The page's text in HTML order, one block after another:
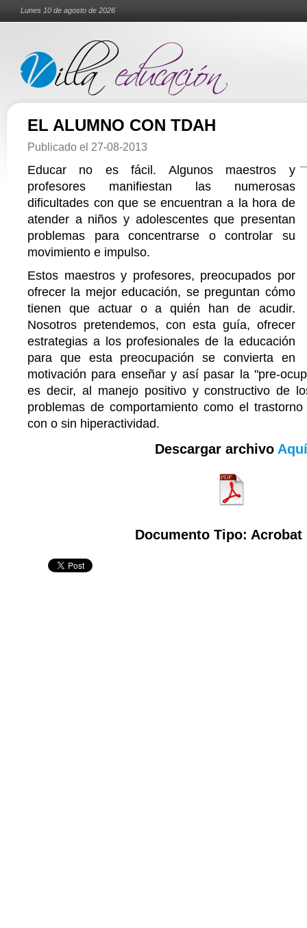
Lunes 10 de agosto de 2026
EL ALUMNO CON TDAH
Publicado el 27-08-2013
Educar no es fácil. Algunos maestros y
profesores manifiestan las numerosas
dificultades con que se encuentran a la hora de
atender a niños y adolescentes que presentan
problemas para concentrarse o controlar su
movimiento e impulso.
Estos maestros y profesores, preocupados por
ofrecer la mejor educación, se preguntan cómo
tienen que actuar o a quién han de acudir.
Nosotros pretendemos, con esta guía, ofrecer
estrategias a los profesionales de la educación
para que esta preocupación se convierta en
motivación para enseñar y así pasar la "pre-
es decir, al manejo positivo y constructivo de
problemas de comportamiento como el
con o sin hiperactividad.
Descargar archivo Aquí
Documento Tipo: Acrobat